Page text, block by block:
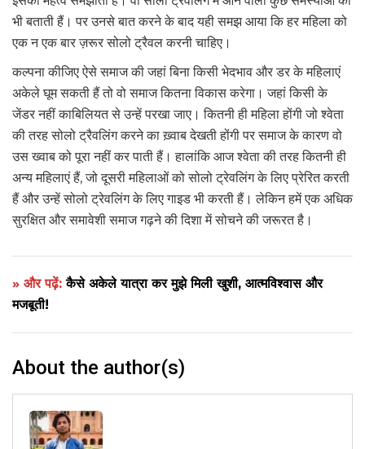
भी बताती हैं। पर उनसे बात करने के बाद यही समझ आया कि हर महिला को
एक न एक बार ज़रूर सोलो ट्रैवल करनी चाहिए।
कल्पना कीजिए ऐसे समाज की जहां बिना किसी भेदभाव और डर के महिलाएं
अकेले घूम सकती हैं तो वो समाज कितना विकास करेगा। जहां किसी के
जेंडर नहीं काबिलियत से उन्हें परखा जाए। कितनी ही महिला होंगी जो श्वेता
की तरह सोलो ट्रैवलिंग करने का ख़्वाब देखती होंगी पर समाज के कारण वो
उस ख्वाब को पूरा नहीं कर पाती हैं। हालांकि आज श्वेता की तरह कितनी ही
अन्य महिलाएं हैं, जो दूसरी महिलाओं को सोलो ट्रेवलिंग के लिए प्रेरित करती
हैं और उन्हें सोलो ट्रेवलिंग के लिए गाइड भी करती हैं। लेकिन हमें एक अधिक
सुरक्षित और समावेशी समाज गढ़ने की दिशा में सोचने की जरूरत है।
» और पढ़ें:कैसे अकेले यात्रा कर मुझे मिली खुशी, आत्मविश्वास और
मजबूती!
About the author(s)